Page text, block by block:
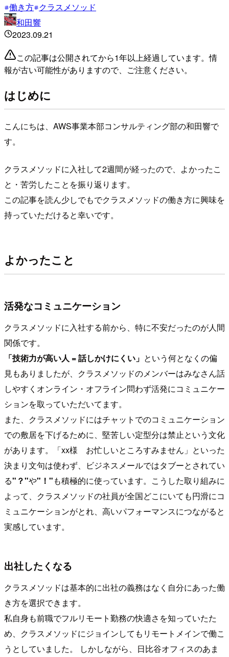
働き方 クラスメソッド
和田響
2023.09.21
この記事は公開されてから1年以上経過しています。情
報が古い可能性がありますので、ご注意ください。
はじめに
こんにちは、AWS事業本部コンサルティング部の和田響で
す。
クラスメソッドに入社して2週間が経ったので、よかったこ
と・苦労したことを振り返ります。
この記事を読ん少しでもでクラスメソッドの働き方に興味を
持っていただけると幸いです。
よかったこと
活発なコミュニケーション
クラスメソッドに入社する前から、特に不安だったのが人間
関係です。
「技術力が高い人 = 話しかけにくい」 という何となくの偏
見もありましたが、クラスメソッドのメンバーはみなさん話
しやすくオンライン・オフライン問わず活発にコミュニケー
ションを取っていただいてます。
また、クラスメソッドにはチャットでのコミュニケーション
での敷居を下げるために、堅苦しい定型分は禁止という文化
があります。「xx様 お忙しいところすみません」といった
決まり文句は使わず、ビジネスメールではタブーとされてい
る"？"や"！"も積極的に使っています。こうした取り組みに
よって、クラスメソッドの社員が全国どこにいても円滑にコ
ミュニケーションがとれ、高いパフォーマンスにつながると
実感しています。
出社したくなる
クラスメソッドは基本的に出社の義務はなく自分にあった働
き方を選択できます。
私自身も前職でフルリモート勤務の快適さを知っていたた
め、クラスメソッドにジョインしてもリモートメインで働こ
うとしていました。 しかしながら、日比谷オフィスのあま